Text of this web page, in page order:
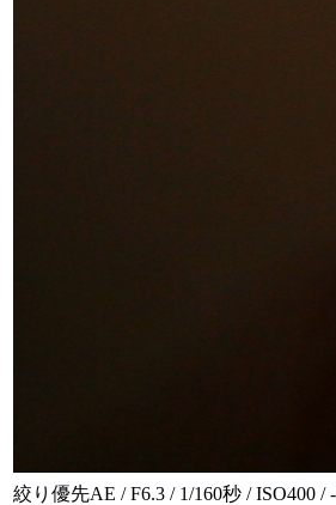
絞り優先AE / F6.3 / 1/160秒 / ISO400 /